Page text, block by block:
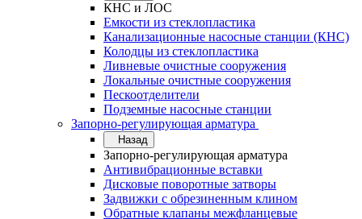
КНС и ЛОС
Емкости из стеклопластика
Канализационные насосные станции (КНС)
Колодцы из стеклопластика
Ливневые очистные сооружения
Локальные очистные сооружения
Пескоотделители
Подземные насосные станции
Запорно-регулирующая арматура
Назад
Запорно-регулирующая арматура
Антивибрационные вставки
Дисковые поворотные затворы
Задвижки с обрезиненным клином
Обратные клапаны межфланцевые